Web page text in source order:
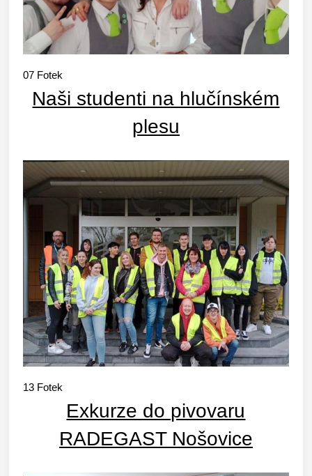
07 Fotek
Naši studenti na hlučínském
plesu
13 Fotek
Exkurze do pivovaru
RADEGAST Nošovice